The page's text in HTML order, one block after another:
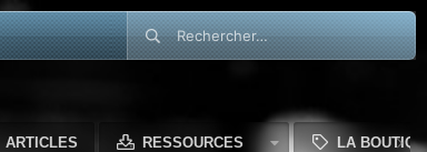
ARTICLES RESSOURCES LA